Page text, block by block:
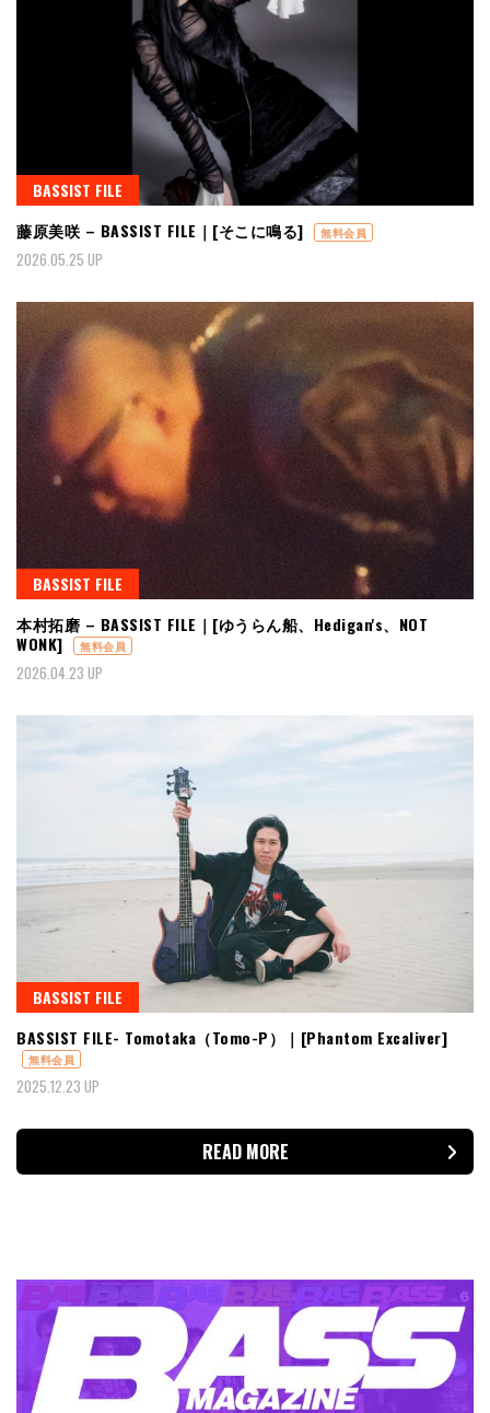
BASSIST FILE
藤原美咲 – BASSIST FILE｜[そこに鳴る]
無料会員
2026.05.25 UP
BASSIST FILE
本村拓磨 – BASSIST FILE｜[ゆうらん船、Hedigan's、NOT
WONK]
無料会員
2026.04.23 UP
BASSIST FILE
BASSIST FILE- Tomotaka（Tomo-P）｜[Phantom Excaliver]
無料会員
2025.12.23 UP
READ MORE